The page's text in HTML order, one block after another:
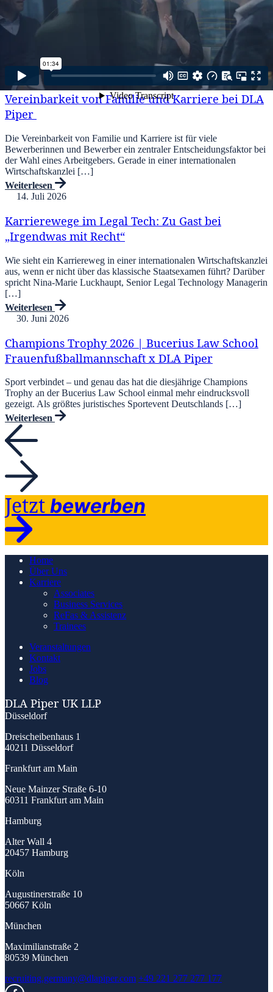
Kopiert!
21. Juli 2026
Vereinbarkeit von Familie und Karriere bei DLA
Piper
Die Vereinbarkeit von Familie und Karriere ist für viele
Bewerberinnen und Bewerber ein zentraler Entscheidungsfaktor bei
der Wahl eines Arbeitgebers. Gerade in einer internationalen
Wirtschaftskanzlei […]
Weiterlesen
14. Juli 2026
Karrierewege im Legal Tech: Zu Gast bei
„Irgendwas mit Recht“
Wie sieht ein Karriereweg in einer internationalen Wirtschaftskanzlei
aus, wenn er nicht über das klassische Staatsexamen führt? Darüber
spricht Nina-Marie Luckhaupt, Senior Legal Technology Managerin
[…]
Weiterlesen
30. Juni 2026
Champions Trophy 2026 | Bucerius Law School
Frauenfußballmannschaft x DLA Piper
Sport verbindet – und genau das hat die diesjährige Champions
Trophy an der Bucerius Law School einmal mehr eindrucksvoll
gezeigt. Als größtes juristisches Sportevent Deutschlands […]
Weiterlesen
Jetzt bewerben
Home
Über Uns
Karriere
Associates
Business Services
ReFas & Assistenz
Trainees
Veranstaltungen
Kontakt
Jobs
Blog
DLA Piper UK LLP
Düsseldorf
Dreischeibenhaus 1
40211 Düsseldorf
Frankfurt am Main
Neue Mainzer Straße 6-10
60311 Frankfurt am Main
Hamburg
Alter Wall 4
20457 Hamburg
Köln
Augustinerstraße 10
50667 Köln
München
Maximilianstraße 2
80539 München
recruiting.germany@dlapiper.com +49 221 277 277 177